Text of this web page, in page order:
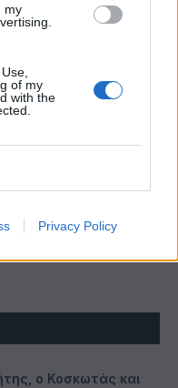
my
of my
with the
Privacy Policy
την πώληση της
Mall
ο Κοσκωτάς και